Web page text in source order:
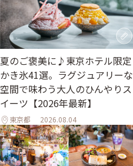
夏のご褒美に♪東京ホテル限定
かき氷41選。ラグジュアリーな
空間で味わう大人のひんやりス
イーツ【2026年最新】
東京都 2026.08.04